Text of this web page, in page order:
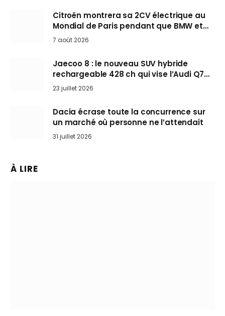
Citroën montrera sa 2CV électrique au
Mondial de Paris pendant que BMW et
Mini désertent le salon
7 août 2026
Jaecoo 8 : le nouveau SUV hybride
rechargeable 428 ch qui vise l’Audi Q7
arrive en Europe cet automne
23 juillet 2026
Dacia écrase toute la concurrence sur
un marché où personne ne l’attendait
31 juillet 2026
À LIRE